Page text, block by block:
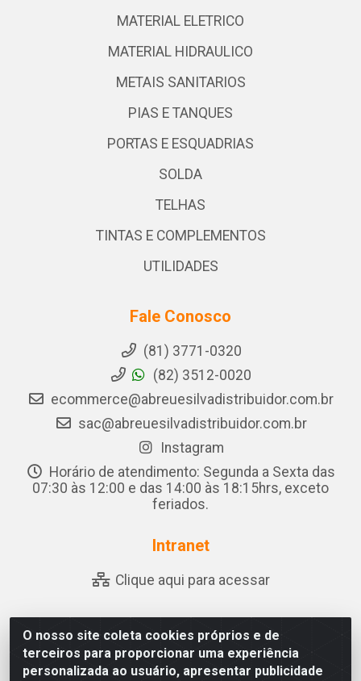
O nosso site coleta cookies próprios e de
terceiros para proporcionar uma experiência
personalizada ao usuário, apresentar publicidade
MATERIAL ELETRICO
MATERIAL HIDRAULICO
METAIS SANITARIOS
PIAS E TANQUES
PORTAS E ESQUADRIAS
SOLDA
TELHAS
TINTAS E COMPLEMENTOS
UTILIDADES
Fale Conosco
(81) 3771-0320
(82) 3512-0020
ecommerce@abreuesilvadistribuidor.com.br
sac@abreuesilvadistribuidor.com.br
Instagram
Horário de atendimento: Segunda a Sexta das
07:30 às 12:00 e das 14:00 às 18:15hrs, exceto
feriados.
Intranet
Clique aqui para acessar
Abreu & Silva - Rua Padre Jose de Souza Leite, 265 -
Ariado, Olho D'Água das Flores/AL - CEP 57.442-000 -